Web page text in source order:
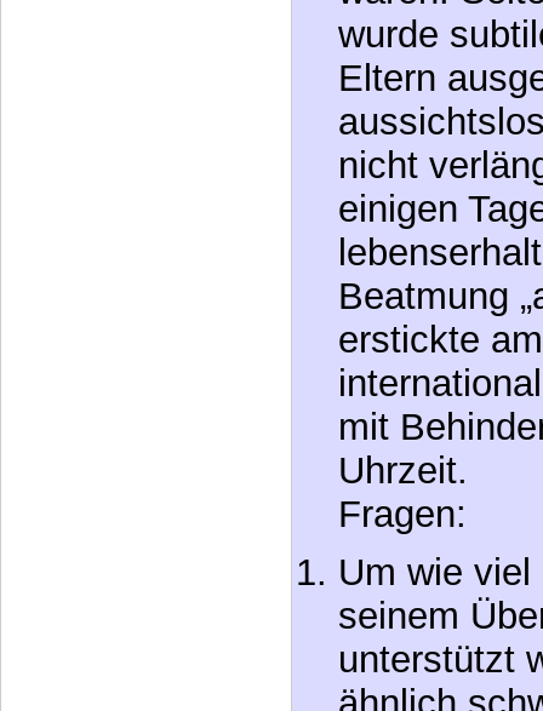
bald darauf
Bedrohung
Eltern
waren:
wurde
Eltern
nicht
einigen
Beatmung
erstickte
mit
Uhrzeit.
Fragen: